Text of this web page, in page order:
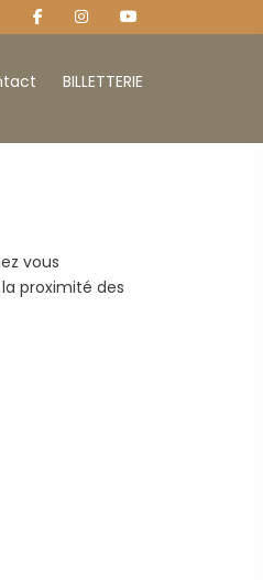
BILLETTERIE
vous
proximité des